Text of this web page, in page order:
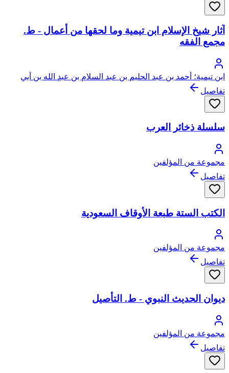
آثار شيخ الإسلام ابن تيمية وما لحقها من أعمال - ط.
مجمع الفقه
ابن تيمية؛ أحمد بن عبد الحليم بن عبد السلام بن عبد الله بن أبي
القاسم الخضر النميري الحراني الدمشقي الحنبلي، أبو العباس، تقي
الدين ابن تيمية
تفاصيل
سلسلة ذخائر العرب
مجموعة من المؤلفين
تفاصيل
الكتب الستة طبعة الأوقاف السعودية
مجموعة من المؤلفين
تفاصيل
ديوان الحديث النبوي - ط. التأصيل
مجموعة من المؤلفين
تفاصيل